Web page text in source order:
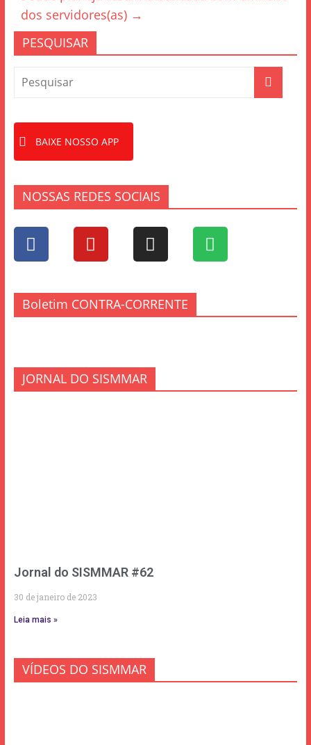
dos servidores(as) →
PESQUISAR
BAIXE NOSSO APP
NOSSAS REDES SOCIAIS
Boletim CONTRA-CORRENTE
JORNAL DO SISMMAR
Jornal do SISMMAR #62
30 de janeiro de 2023
Leia mais »
VÍDEOS DO SISMMAR